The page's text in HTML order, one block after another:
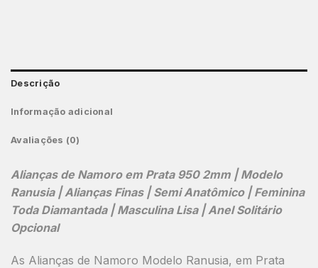
Descrição
Informação adicional
Avaliações (0)
Alianças de Namoro em Prata 950 2mm | Modelo
Ranusia | Alianças Finas | Semi Anatômico | Feminina
Toda Diamantada | Masculina Lisa | Anel Solitário
Opcional
As Alianças de Namoro Modelo Ranusia, em Prata